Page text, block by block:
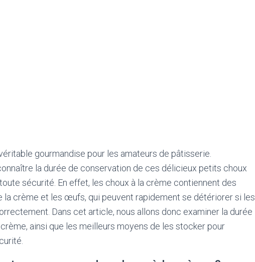
gourmandise pour les amateurs de pâtisserie.
la durée de conservation de ces délicieux petits choux
sécurité. En effet, les choux à la crème contiennent des
la crème et les œufs, qui peuvent rapidement se détériorer si les
Dans cet article, nous allons donc examiner la durée
ainsi que les meilleurs moyens de les stocker pour